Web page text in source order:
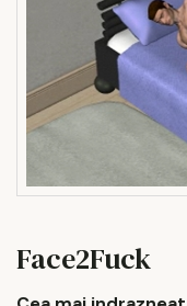
Face2Fuck